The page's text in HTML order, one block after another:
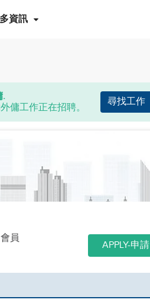
資訊
.
傭工作正在招聘。
尋找工作
員
APPLY-申請